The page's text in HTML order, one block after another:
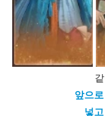
앞으
넣